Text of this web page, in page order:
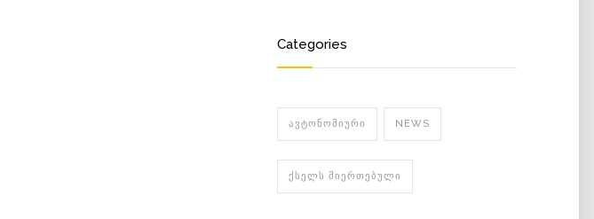
Categories
ᲐᲕᲢᲝᲜᲝᲛᲘᲣᲠᲘ NEWS
ᲥᲡᲔᲚᲡ ᲛᲘᲔᲠᲗᲔᲑᲣᲚᲘ